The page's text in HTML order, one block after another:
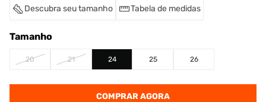
Descubra seu tamanho Tabela de medidas
Tamanho
20 21 24 25 26
COMPRAR AGORA